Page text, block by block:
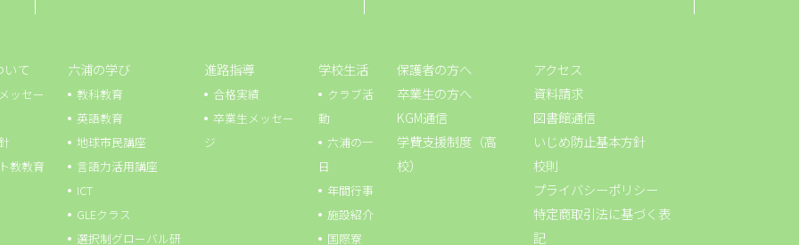
いて
ッセー
教教育
六浦の学び
教科教育
英語教育
地球市⺠講座
言語力活用講座
ICT
GLEクラス
選択制グローバル研
進路指導
合格実績
卒業生メッセー
ジ
学校生活
クラブ活
動
六浦の一
日
年間行事
施設紹介
国際寮
保護者の方へ
卒業生の方へ
KGM通信
学費支援制度（高
校）
アクセス
資料請求
図書館通信
いじめ防止基本方針
校則
プライバシーポリシー
特定商取引法に基づく表
記